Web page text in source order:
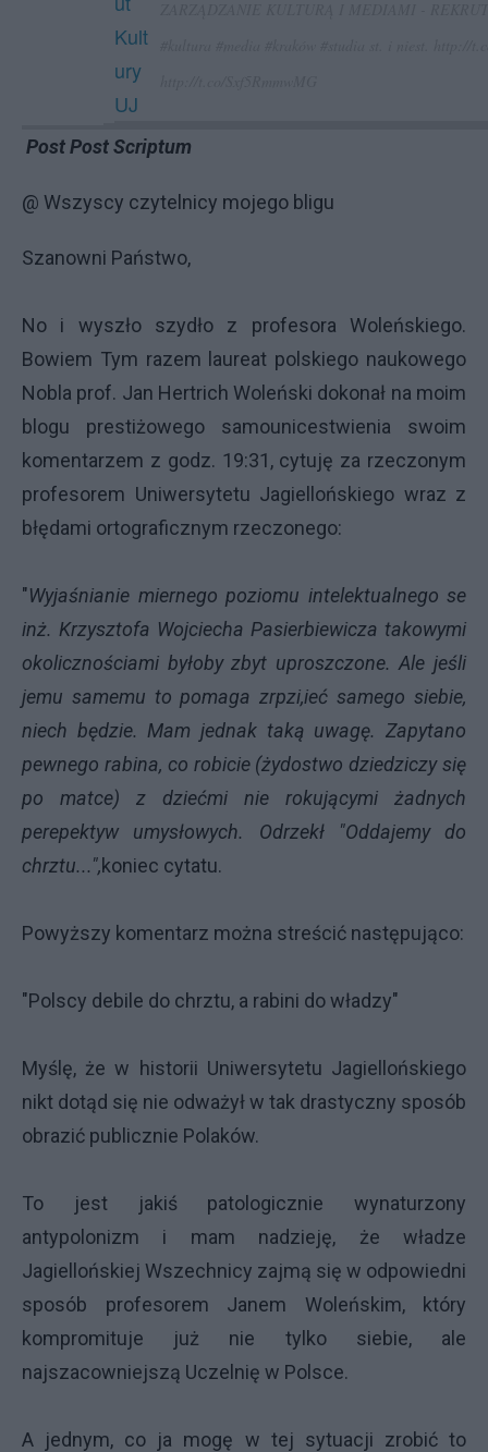
Post Post Scriptum
@ Wszyscy czytelnicy mojego bligu
Szanowni Państwo,
No i wyszło szydło z profesora Woleńskiego.
Bowiem Tym razem laureat polskiego naukowego
Nobla prof. Jan Hertrich Woleński dokonał na moim
blogu prestiżowego samounicestwienia swoim
komentarzem z godz. 19:31, cytuję za rzeczonym
profesorem Uniwersytetu Jagiellońskiego wraz z
błędami ortograficznym rzeczonego:
"Wyjaśnianie miernego poziomu intelektualnego se
inż. Krzysztofa Wojciecha Pasierbiewicza takowymi
okolicznościami byłoby zbyt uproszczone. Ale jeśli
jemu samemu to pomaga zrpzi,ieć samego siebie,
niech będzie. Mam jednak taką uwagę. Zapytano
pewnego rabina, co robicie (żydostwo dziedziczy się
po matce) z dziećmi nie rokującymi żadnych
perepektyw umysłowych. Odrzekł "Oddajemy do
chrztu...",koniec cytatu.
Powyższy komentarz można streścić następująco:
"Polscy debile do chrztu, a rabini do władzy"
Myślę, że w historii Uniwersytetu Jagiellońskiego
nikt dotąd się nie odważył w tak drastyczny sposób
obrazić publicznie Polaków.
To jest jakiś patologicznie wynaturzony
antypolonizm i mam nadzieję, że władze
Jagiellońskiej Wszechnicy zajmą się w odpowiedni
sposób profesorem Janem Woleńskim, który
kompromituje już nie tylko siebie, ale
najszacowniejszą Uczelnię w Polsce.
A jednym, co ja mogę w tej sytuacji zrobić to